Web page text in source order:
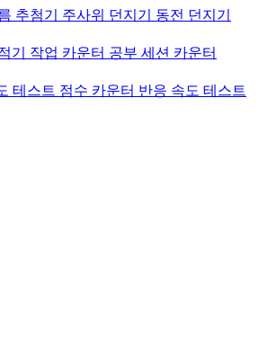
추첨기 주사위 던지기 동전 던지기
기 작업 카운터 공부 세션 카운터
테스트 점수 카운터 반응 속도 테스트